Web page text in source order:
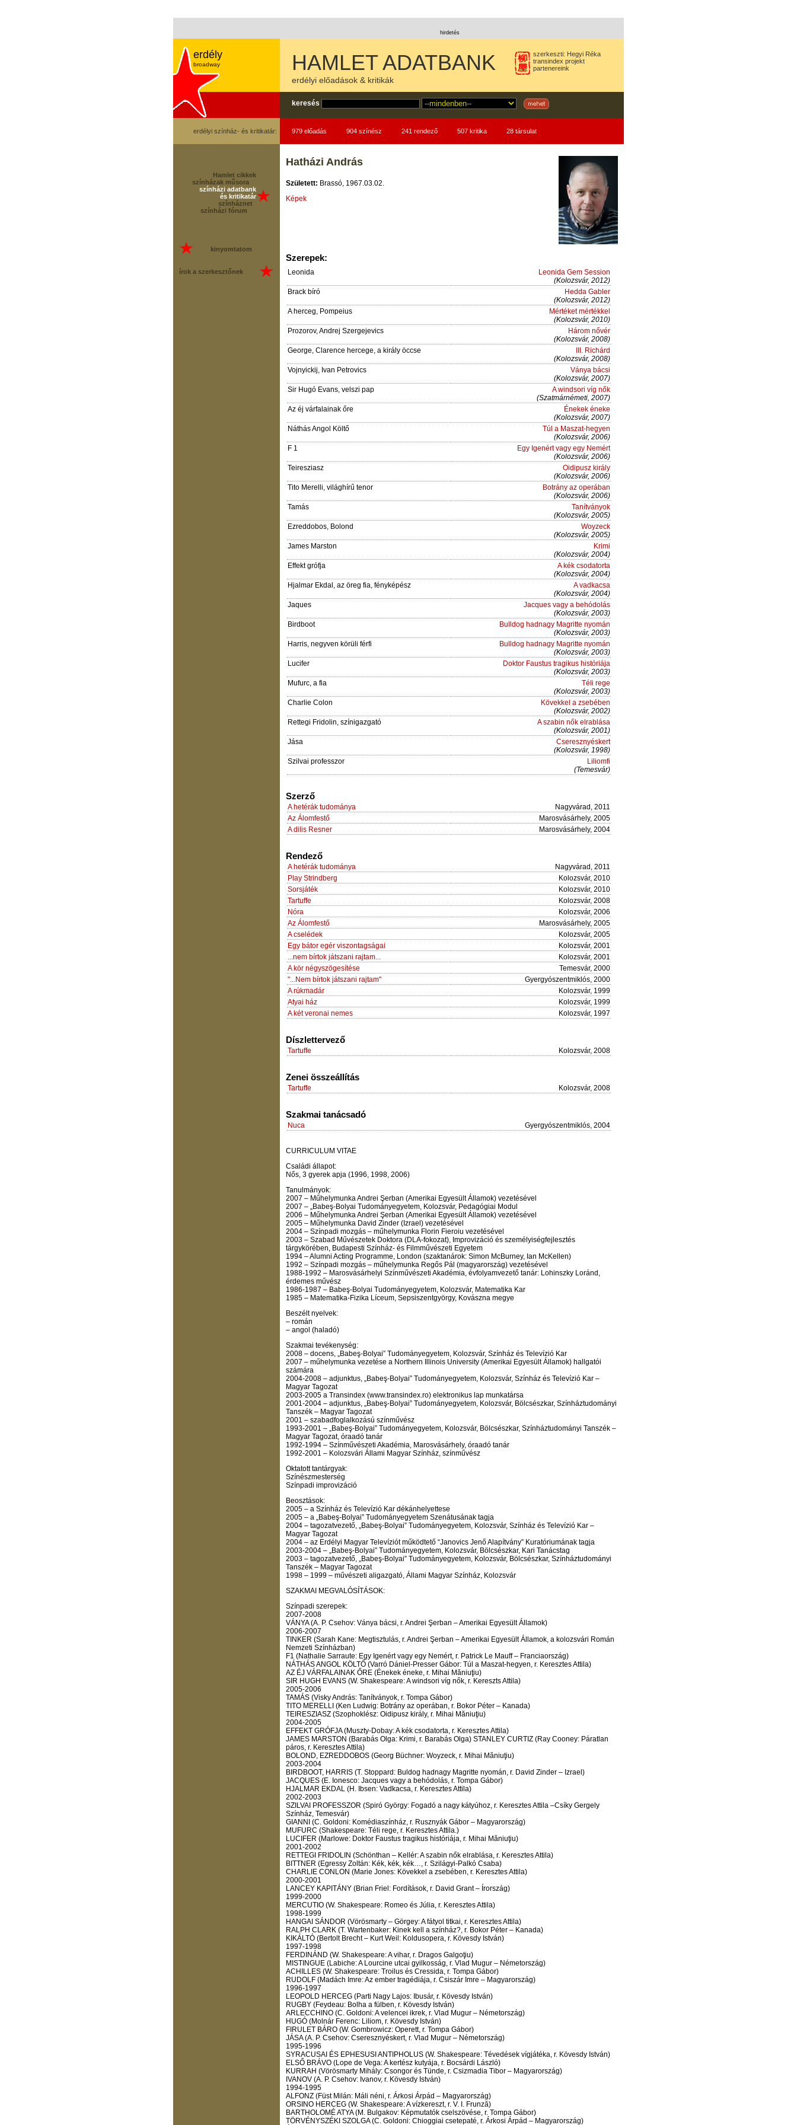
hirdetés
erdély
broadway
szerkeszti: Hegyi Réka
transindex projekt
partenereink
HAMLET ADATBANK
erdélyi előadások & kritikák
keresés
erdélyi színház- és kritikatár: 979 előadás 904 színész 241 rendező 507 kritika 28 társulat
Hatházi András
Született: Brassó, 1967.03.02.
Képek
Szerepek:
Leonida
Leonida Gem Session
(Kolozsvár, 2012)
Brack bíró
Hedda Gabler
(Kolozsvár, 2012)
A herceg, Pompeius
Mértéket mértékkel
(Kolozsvár, 2010)
Prozorov, Andrej Szergejevics
Három nővér
(Kolozsvár, 2008)
George, Clarence hercege, a király öccse
III. Richárd
(Kolozsvár, 2008)
Vojnyickij, Ivan Petrovics
Ványa bácsi
(Kolozsvár, 2007)
Sir Hugó Evans, velszi pap
A windsori víg nők
(Szatmárnémeti, 2007)
Az éj várfalainak őre
Énekek éneke
(Kolozsvár, 2007)
Náthás Angol Költő
Túl a Maszat-hegyen
(Kolozsvár, 2006)
F 1
Egy Igenért vagy egy Nemért
(Kolozsvár, 2006)
Teiresziasz
Oidipusz király
(Kolozsvár, 2006)
Tito Merelli, világhírű tenor
Botrány az operában
(Kolozsvár, 2006)
Tamás
Tanítványok
(Kolozsvár, 2005)
Ezreddobos, Bolond
Woyzeck
(Kolozsvár, 2005)
James Marston
Krimi
(Kolozsvár, 2004)
Effekt grófja
A kék csodatorta
(Kolozsvár, 2004)
Hjalmar Ekdal, az öreg fia, fényképész
A vadkacsa
(Kolozsvár, 2004)
Jaques
Jacques vagy a behódolás
(Kolozsvár, 2003)
Birdboot
Bulldog hadnagy Magritte nyomán
(Kolozsvár, 2003)
Harris, negyven körüli férfi
Bulldog hadnagy Magritte nyomán
(Kolozsvár, 2003)
Lucifer
Doktor Faustus tragikus históriája
(Kolozsvár, 2003)
Mufurc, a fia
Téli rege
(Kolozsvár, 2003)
Charlie Colon
Kövekkel a zsebében
(Kolozsvár, 2002)
Rettegi Fridolin, színigazgató
A szabin nők elrablása
(Kolozsvár, 2001)
Jása
Cseresznyéskert
(Kolozsvár, 1998)
Szilvai professzor
Liliomfi
(Temesvár)
Szerző
A hetérák tudománya
Nagyvárad, 2011
Az Álomfestő
Marosvásárhely, 2005
A dilis Resner
Marosvásárhely, 2004
Rendező
A hetérák tudománya
Nagyvárad, 2011
Play Strindberg
Kolozsvár, 2010
Sorsjáték
Kolozsvár, 2010
Tartuffe
Kolozsvár, 2008
Nóra
Kolozsvár, 2006
Az Álomfestő
Marosvásárhely, 2005
A cselédek
Kolozsvár, 2005
Egy bátor egér viszontagságai
Kolozsvár, 2001
...nem bírtok játszani rajtam...
Kolozsvár, 2001
A kör négyszögesítése
Temesvár, 2000
"...Nem bírtok játszani rajtam"
Gyergyószentmiklós, 2000
A rúkmadár
Kolozsvár, 1999
Atyai ház
Kolozsvár, 1999
A két veronai nemes
Kolozsvár, 1997
Díszlettervező
Tartuffe Kolozsvár, 2008
Zenei összeállítás
Tartuffe Kolozsvár, 2008
Szakmai tanácsadó
Nuca Gyergyószentmiklós, 2004
CURRICULUM VITAE
Családi állapot:
Nős, 3 gyerek apja (1996, 1998, 2006)
Tanulmányok:
2007 – Műhelymunka Andrei Şerban (Amerikai Egyesült Államok) vezetésével
2007 – „Babeş-Bolyai Tudományegyetem, Kolozsvár, Pedagógiai Modul
2006 – Műhelymunka Andrei Şerban (Amerikai Egyesült Államok) vezetésével
2005 – Műhelymunka David Zinder (Izrael) vezetésével
2004 – Színpadi mozgás – műhelymunka Florin Fieroiu vezetésével
2003 – Szabad Művészetek Doktora (DLA-fokozat), Improvizáció és személyiségfejlesztés
tárgykörében, Budapesti Színház- és Filmművészeti Egyetem
1994 – Alumni Acting Programme, London (szaktanárok: Simon McBurney, Ian McKellen)
1992 – Színpadi mozgás – műhelymunka Regős Pál (magyarország) vezetésével
1988-1992 – Marosvásárhelyi Színművészeti Akadémia, évfolyamvezető tanár: Lohinszky Loránd,
érdemes művész
1986-1987 – Babeş-Bolyai Tudományegyetem, Kolozsvár, Matematika Kar
1985 – Matematika-Fizika Líceum, Sepsiszentgyörgy, Kovászna megye
Beszélt nyelvek:
– román
– angol (haladó)
Szakmai tevékenység:
2008 – docens, „Babeş-Bolyai” Tudományegyetem, Kolozsvár, Színház és Televízió Kar
2007 – műhelymunka vezetése a Northern Illinois University (Amerikai Egyesült Államok) hallgatói
számára
2004-2008 – adjunktus, „Babeş-Bolyai” Tudományegyetem, Kolozsvár, Színház és Televízió Kar –
Magyar Tagozat
2003-2005 a Transindex (www.transindex.ro) elektronikus lap munkatársa
2001-2004 – adjunktus, „Babeş-Bolyai” Tudományegyetem, Kolozsvár, Bölcsészkar, Színháztudományi
Tanszék – Magyar Tagozat
2001 – szabadfoglalkozású színművész
1993-2001 – „Babeş-Bolyai” Tudományegyetem, Kolozsvár, Bölcsészkar, Színháztudományi Tanszék –
Magyar Tagozat, óraadó tanár
1992-1994 – Színművészeti Akadémia, Marosvásárhely, óraadó tanár
1992-2001 – Kolozsvári Állami Magyar Színház, színművész
Oktatott tantárgyak:
Színészmesterség
Színpadi improvizáció
Beosztások:
2005 – a Színház és Televízió Kar dékánhelyettese
2005 – a „Babeş-Bolyai” Tudományegyetem Szenátusának tagja
2004 – tagozatvezető, „Babeş-Bolyai” Tudományegyetem, Kolozsvár, Színház és Televízió Kar –
Magyar Tagozat
2004 – az Erdélyi Magyar Televíziót működtető “Janovics Jenő Alapítvány” Kuratóriumának tagja
2003-2004 – „Babeş-Bolyai” Tudományegyetem, Kolozsvár, Bölcsészkar, Kari Tanácstag
2003 – tagozatvezető, „Babeş-Bolyai” Tudományegyetem, Kolozsvár, Bölcsészkar, Színháztudományi
Tanszék – Magyar Tagozat
1998 – 1999 – művészeti aligazgató, Állami Magyar Színház, Kolozsvár
SZAKMAI MEGVALÓSÍTÁSOK:
Színpadi szerepek:
2007-2008
VÁNYA (A. P. Csehov: Ványa bácsi, r. Andrei Şerban – Amerikai Egyesült Államok)
2006-2007
TINKER (Sarah Kane: Megtisztulás, r. Andrei Şerban – Amerikai Egyesült Államok, a kolozsvári Román
Nemzeti Színházban)
F1 (Nathalie Sarraute: Egy Igenért vagy egy Nemért, r. Patrick Le Mauff – Franciaország)
NÁTHÁS ANGOL KÖLTŐ (Varró Dániel-Presser Gábor: Túl a Maszat-hegyen, r. Keresztes Attila)
AZ ÉJ VÁRFALAINAK ŐRE (Énekek éneke, r. Mihai Măniuţiu)
SIR HUGH EVANS (W. Shakespeare: A windsori víg nők, r. Kereszts Attila)
2005-2006
TAMÁS (Visky András: Tanítványok, r. Tompa Gábor)
TITO MERELLI (Ken Ludwig: Botrány az operában, r. Bokor Péter – Kanada)
TEIRESZIASZ (Szophoklész: Oidipusz király, r. Mihai Măniuţiu)
2004-2005
EFFEKT GRÓFJA (Muszty-Dobay: A kék csodatorta, r. Keresztes Attila)
JAMES MARSTON (Barabás Olga: Krimi, r. Barabás Olga) STANLEY CURTIZ (Ray Cooney: Páratlan
páros, r. Keresztes Attila)
BOLOND, EZREDDOBOS (Georg Büchner: Woyzeck, r. Mihai Măniuţiu)
2003-2004
BIRDBOOT, HARRIS (T. Stoppard: Buldog hadnagy Magritte nyomán, r. David Zinder – Izrael)
JACQUES (E. Ionesco: Jacques vagy a behódolás, r. Tompa Gábor)
HJALMAR EKDAL (H. Ibsen: Vadkacsa, r. Keresztes Attila)
2002-2003
SZILVAI PROFESSZOR (Spiró György: Fogadó a nagy kátyúhoz, r. Keresztes Attila –Csíky Gergely
Színház, Temesvár)
GIANNI (C. Goldoni: Komédiaszínház, r. Rusznyák Gábor – Magyarország)
MUFURC (Shakespeare: Téli rege, r. Keresztes Attila.)
LUCIFER (Marlowe: Doktor Faustus tragikus históriája, r. Mihai Măniuţiu)
2001-2002
RETTEGI FRIDOLIN (Schönthan – Kellér: A szabin nők elrablása, r. Keresztes Attila)
BITTNER (Egressy Zoltán: Kék, kék, kék…, r. Szilágyi-Palkó Csaba)
CHARLIE CONLON (Marie Jones: Kövekkel a zsebében, r. Keresztes Attila)
2000-2001
LANCEY KAPITÁNY (Brian Friel: Fordítások, r. David Grant – Írország)
1999-2000
MERCUTIO (W. Shakespeare: Romeo és Júlia, r. Keresztes Attila)
1998-1999
HANGAI SÁNDOR (Vörösmarty – Görgey: A fátyol titkai, r. Keresztes Attila)
RALPH CLARK (T. Wartenbaker: Kinek kell a színház?, r. Bokor Péter – Kanada)
KIKÁLTÓ (Bertolt Brecht – Kurt Weil: Koldusopera, r. Kövesdy István)
1997-1998
FERDINÁND (W. Shakespeare: A vihar, r. Dragos Galgoţiu)
MISTINGUE (Labiche: A Lourcine utcai gyilkosság, r. Vlad Mugur – Németország)
ACHILLES (W. Shakespeare: Troilus és Cressida, r. Tompa Gábor)
RUDOLF (Madách Imre: Az ember tragédiája, r. Csiszár Imre – Magyarország)
1996-1997
LEOPOLD HERCEG (Parti Nagy Lajos: Ibusár, r. Kövesdy István)
RUGBY (Feydeau: Bolha a fülben, r. Kövesdy István)
ARLECCHINO (C. Goldoni: A velencei ikrek, r. Vlad Mugur – Németország)
HUGÓ (Molnár Ferenc: Liliom, r. Kövesdy István)
FIRULET BÁRO (W. Gombrowicz: Operett, r. Tompa Gábor)
JÁSA (A. P. Csehov: Cseresznyéskert, r. Vlad Mugur – Németország)
1995-1996
SYRACUSAI ÉS EPHESUSI ANTIPHOLUS (W. Shakespeare: Tévedések vígjátéka, r. Kövesdy István)
ELSŐ BRÁVO (Lope de Vega: A kertész kutyája, r. Bocsárdi László)
KURRAH (Vörösmarty Mihály: Csongor és Tünde, r. Csizmadia Tibor – Magyarország)
IVANOV (A. P. Csehov: Ivanov, r. Kövesdy István)
1994-1995
ALFONZ (Füst Milán: Máli néni, r. Árkosi Árpád – Magyarország)
ORSINO HERCEG (W. Shakespeare: A vízkereszt, r. V. I. Frunză)
BARTHOLOMÉ ATYA (M. Bulgakov: Képmutatók cselszövése, r. Tompa Gábor)
TÖRVÉNYSZÉKI SZOLGA (C. Goldoni: Chioggiai csetepaté, r. Árkosi Árpád – Magyarország)
Hamlet cikkek
színházak műsora
színházi adatbank
és kritikatár
színháznet
színházi fórum
kinyomtatom
írok a szerkesztőnek